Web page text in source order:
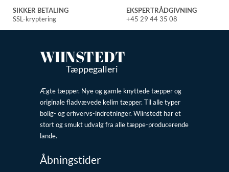
SIKKER BETALING
SSL-kryptering
EKSPERTRÅDGIVNING
+45 29 44 35 08
WIINSTEDT
Tæppegalleri
Ægte tæpper. Nye og gamle knyttede tæpper og
originale fladvævede kelim tæpper. Til alle typer
bolig- og erhvervs-indretninger. Wiinstedt har et
stort og smukt udvalg fra alle tæppe-producerende
lande.
Åbningstider